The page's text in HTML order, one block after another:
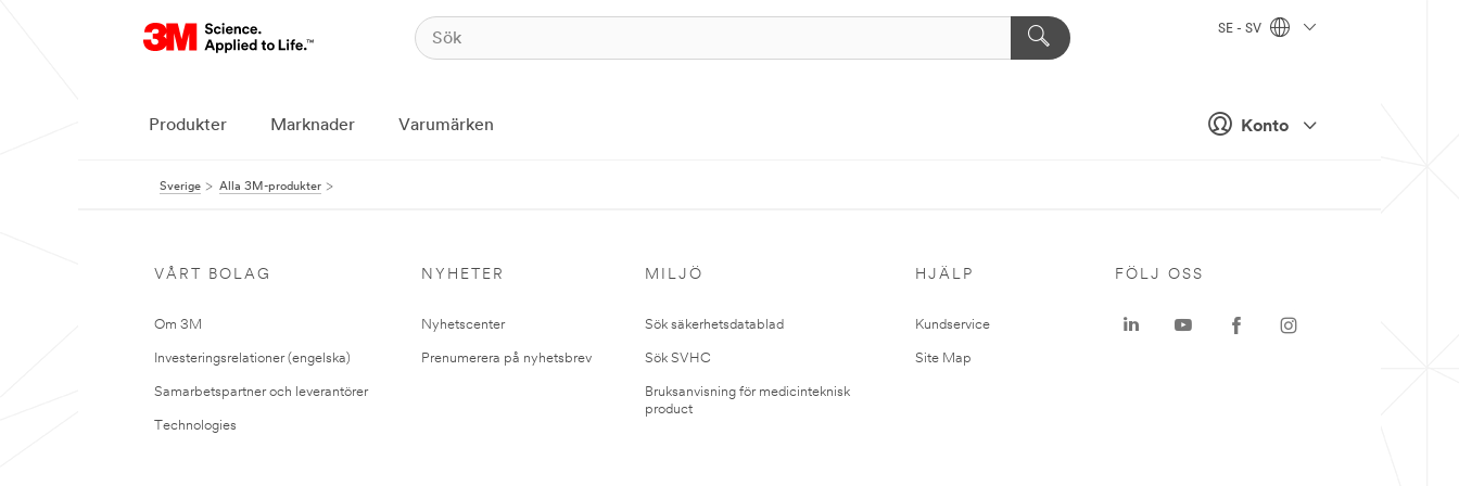
Konto
SE - SV
Produkter Marknader Varumärken
Sverige Alla 3M-produkter
VÅRT BOLAG
Om 3M
Investeringsrelationer (engelska)
Samarbetspartner och leverantörer
Technologies
NYHETER
Nyhetscenter
Prenumerera på nyhetsbrev
MILJÖ
Sök säkerhetsdatablad
Sök SVHC
Bruksanvisning för medicinteknisk
product
HJÄLP
Kundservice
Site Map
FÖLJ OSS